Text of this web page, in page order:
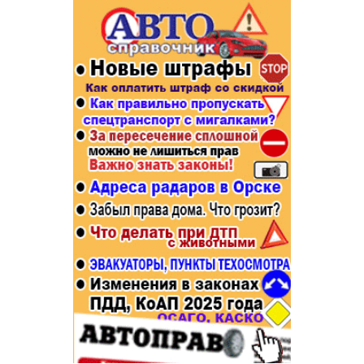
Афиша
Строительство и ремонт
Авто и мото
Рестораны, кафе, бары
Спорт Фитнес
Недвижимость
Красота Косметология
Телекоммуникации и связь
Торговля
Бизнес и финансы
Юристы, Экспертиза, Страхование
Ремонт
Социальные организации
Это интересно
Администрация
Популярное →
Строительство и ремонт